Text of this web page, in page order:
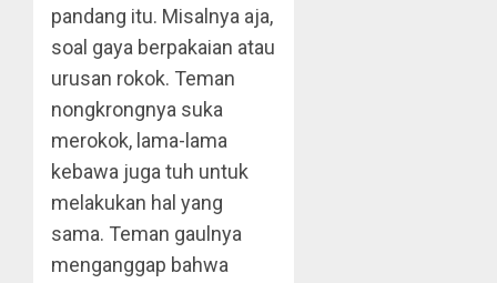
pandang itu. Misalnya aja,
soal gaya berpakaian atau
urusan rokok. Teman
nongkrongnya suka
merokok, lama-lama
kebawa juga tuh untuk
melakukan hal yang
sama. Teman gaulnya
menganggap bahwa